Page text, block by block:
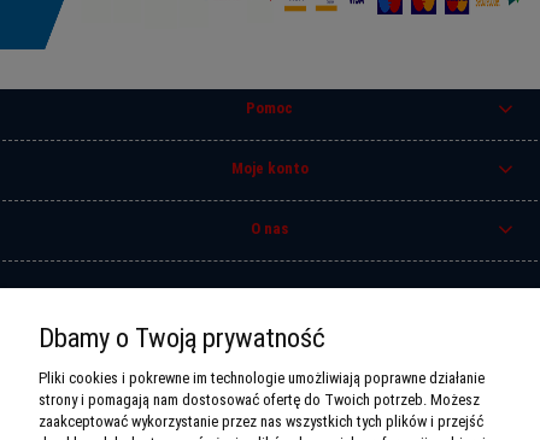
Pomoc
Moje konto
O nas
Zadzwoń do nas
+ 48 (89) 527-98-80
Pon-Pt: 10:00 - 18:00
Sobota 10:00 - 14:00
Dbamy o Twoją prywatność
Pliki cookies i pokrewne im technologie umożliwiają poprawne działanie
strony i pomagają nam dostosować ofertę do Twoich potrzeb. Możesz
zaakceptować wykorzystanie przez nas wszystkich tych plików i przejść